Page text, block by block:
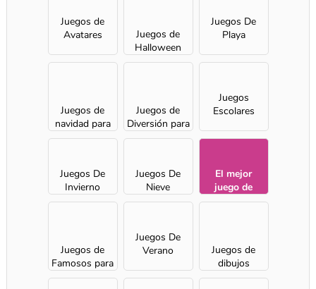
Juegos de
Avatares
Juegos de
Halloween
para chicas
Juegos De
Playa
Juegos de
navidad para
chicas
Juegos de
Diversión para
chicas
Juegos
Escolares
Juegos De
Invierno
Juegos De
Nieve
El mejor
juego de
2016
Juegos de
Famosos para
chicas
Juegos De
Verano
Juegos de
dibujos
animados